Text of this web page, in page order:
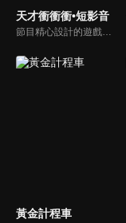
天才衝衝衝•短影音
節目精心設計的遊戲內容，包括深受觀眾喜愛並且火紅於各大專院校的【TEMPO系列】，考驗藝人用肢體表達能力以及聯想能力的【你是WORD演】、【會演是英雄】，考驗英文程度的【EAR傳耳ABC】，超簡單、超爆笑的【看你怎麼說】，以及考驗藝人反應、機智以及隊友默契的【不可能的默契】等單元，逗趣又爆笑！
黃金計程車